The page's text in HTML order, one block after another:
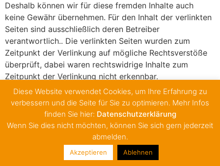
Deshalb können wir für diese fremden Inhalte auch
keine Gewähr übernehmen. Für den Inhalt der verlinkten
Seiten sind ausschließlich deren Betreiber
verantwortlich.. Die verlinkten Seiten wurden zum
Zeitpunkt der Verlinkung auf mögliche Rechtsverstöße
überprüft, dabei waren rechtswidrige Inhalte zum
Zeitpunkt der Verlinkung nicht erkennbar.
Impressum
Datenschutz
Alle Rechte vorbehalten
Diese Website verwendet Cookies, um Ihre Erfahrung zu
verbessern und die Seite für Sie zu optimieren. Mehr Infos
finden Sie hier: Datenschutzerklärung
Wenn Sie dies nicht möchten, können Sie sich gern jederzeit
abmelden.
Akzeptieren Ablehnen